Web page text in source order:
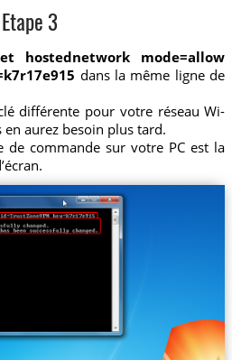
Etape 3
hostednetwork mode=allow
dans la même ligne de
différente pour votre réseau Wi-
en aurez besoin plus tard.
de commande sur votre PC est la